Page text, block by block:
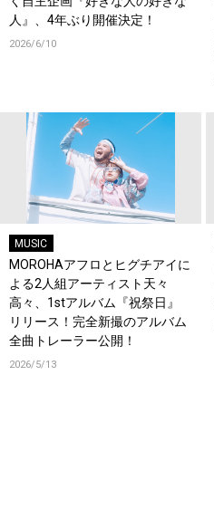
人』、4年ぶり開催決定！
2026/6/10
MUSIC
MOROHAアフロとヒグチアイに
よる2人組アーティスト天々
高々、1stアルバム『祝祭日』
リリース！完全新撮のアルバム
全曲トレーラー公開！
2026/5/13